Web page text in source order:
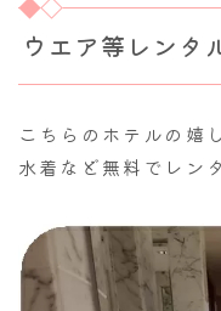
ウエア等レンタ
こちらのホテルの嬉
水着など無料でレン